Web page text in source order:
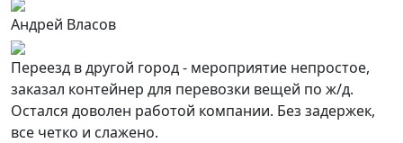
Андрей Власов
Переезд в другой город - мероприятие непростое,
заказал контейнер для перевозки вещей по ж/д.
Остался доволен работой компании. Без задержек,
все четко и слажено.